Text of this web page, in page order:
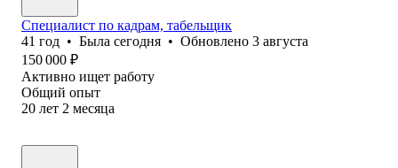
Специалист по кадрам, табельщик
41 год • Была сегодня • Обновлено 3 августа
150 000 ₽
Активно ищет работу
Общий опыт
20 лет 2 месяца